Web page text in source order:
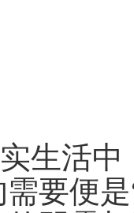
生活中
要便